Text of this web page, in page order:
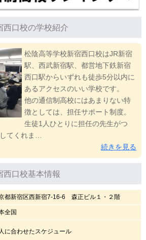
西口校の学校紹介
松陰高等学校新宿西口校はJR新宿
駅、西武新宿駅、都営地下鉄新宿
西口駅からいずれも徒歩5分以内に
あるアクセスのいい学校です。
他の通信制高校にはあまりない特
徴としては、担任サポート制度。
生徒1人ひとりに担任の先生がつ
てくれま…
続きを見る
西口校基本情報
都新宿区西新宿7-16-6 森正ビル１・２階
全国
に合わせたスケジュール